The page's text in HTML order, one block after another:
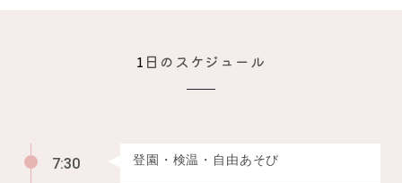
1 日のスケジュール
7:30 登園・検温・自由あそび